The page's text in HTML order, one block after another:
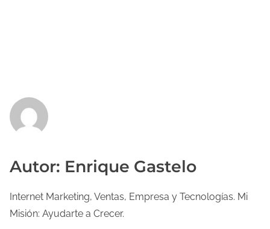
Autor: Enrique Gastelo
Internet Marketing, Ventas, Empresa y Tecnologías. Mi
Misión: Ayudarte a Crecer.